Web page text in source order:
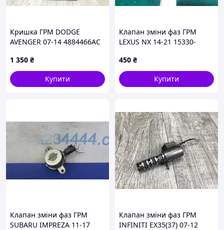
Кришка ГРМ DODGE
AVENGER 07-14 4884466AC
1 350 ₴
Купити
Клапан зміни фаз ГРМ
LEXUS NX 14-21 15330-
450 ₴
Купити
Клапан зміни фаз ГРМ
SUBARU IMPREZA 11-17
Клапан зміни фаз ГРМ
INFINITI EX35(37) 07-12